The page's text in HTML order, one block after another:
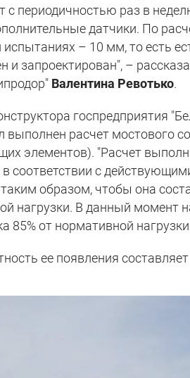
с периодичностью раз в
датчики. По
– 10 мм, то есть
и запроектирован", –
Валентина Ревотько.
госпредприятия
расчет мостового
элементов). "Расчет
соответствии с
образом, чтобы она
нагрузки. В данный момент
85% от нормативной
ее появления